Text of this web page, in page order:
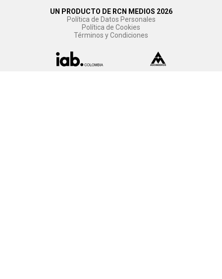
UN PRODUCTO DE RCN MEDIOS 2026
Política de Datos Personales
Política de Cookies
Términos y Condiciones